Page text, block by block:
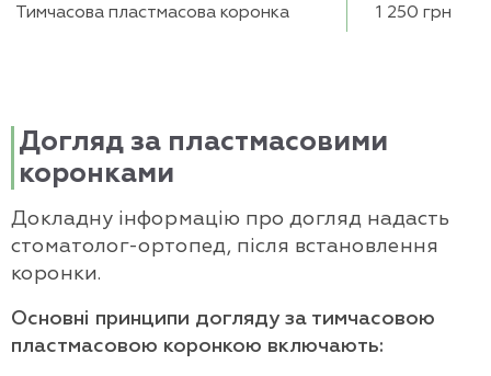
Тимчасова пластмасова коронка
1 250 грн
Догляд за пластмасовими
коронками
Докладну інформацію про догляд надасть
стоматолог-ортопед, після встановлення
коронки.
Основні принципи догляду за тимчасовою
пластмасовою коронкою включають: